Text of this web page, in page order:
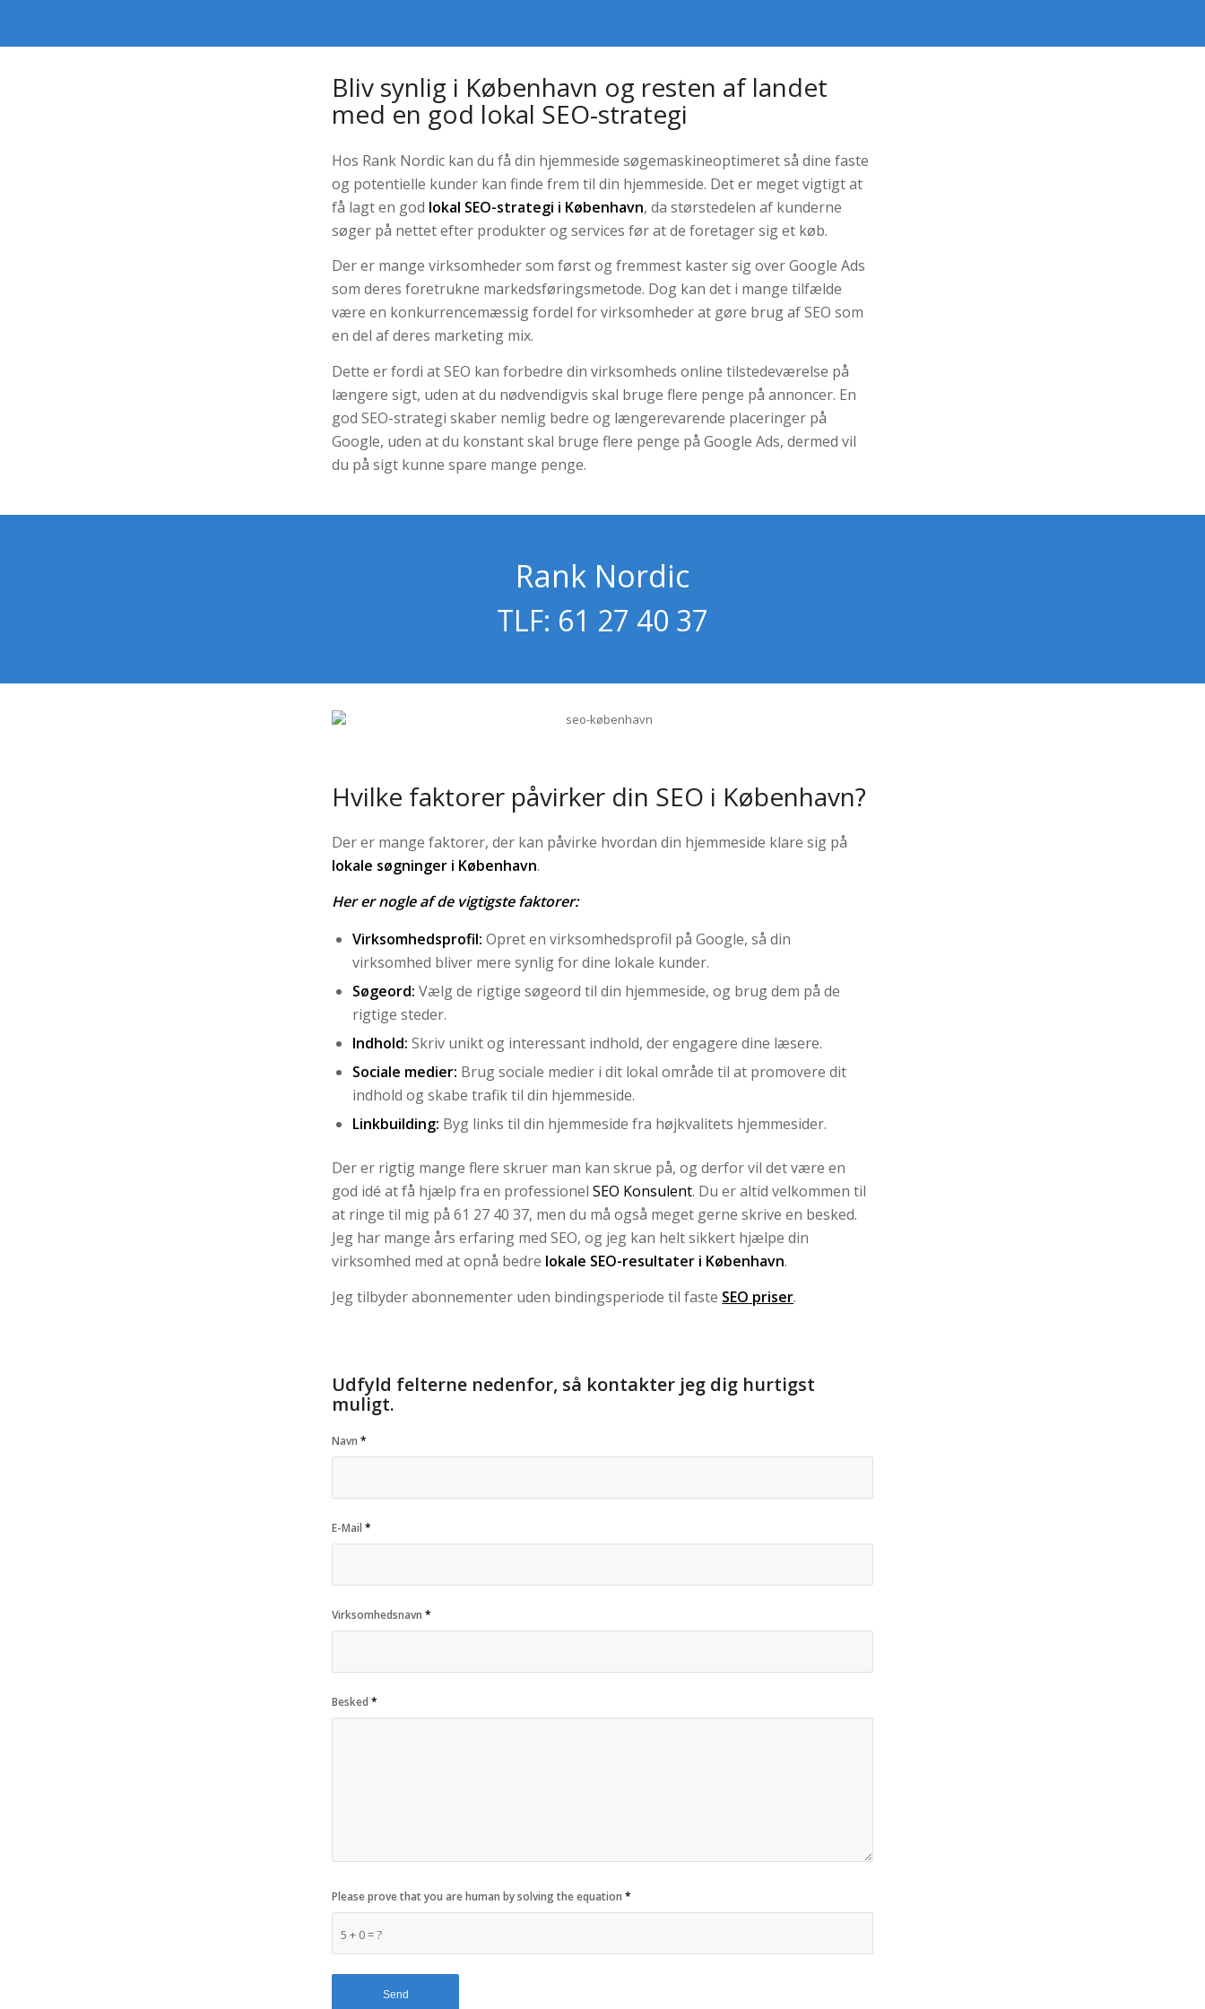
Bliv synlig i København og resten af landet
med en god lokal SEO-strategi
Hos Rank Nordic kan du få din hjemmeside søgemaskineoptimeret så dine faste
og potentielle kunder kan finde frem til din hjemmeside. Det er meget vigtigt at
få lagt en god lokal SEO-strategi i København, da størstedelen af kunderne
søger på nettet efter produkter og services før at de foretager sig et køb.
Der er mange virksomheder som først og fremmest kaster sig over Google Ads
som deres foretrukne markedsføringsmetode. Dog kan det i mange tilfælde
være en konkurrencemæssig fordel for virksomheder at gøre brug af SEO som
en del af deres marketing mix.
Dette er fordi at SEO kan forbedre din virksomheds online tilstedeværelse på
længere sigt, uden at du nødvendigvis skal bruge flere penge på annoncer. En
god SEO-strategi skaber nemlig bedre og længerevarende placeringer på
Google, uden at du konstant skal bruge flere penge på Google Ads, dermed vil
du på sigt kunne spare mange penge.
Rank Nordic
TLF: 61 27 40 37
Hvilke faktorer påvirker din SEO i København?
Der er mange faktorer, der kan påvirke hvordan din hjemmeside klare sig på
lokale søgninger i København.
Her er nogle af de vigtigste faktorer:
Virksomhedsprofil: Opret en virksomhedsprofil på Google, så din
virksomhed bliver mere synlig for dine lokale kunder.
Søgeord: Vælg de rigtige søgeord til din hjemmeside, og brug dem på de
rigtige steder.
Indhold: Skriv unikt og interessant indhold, der engagere dine læsere.
Sociale medier: Brug sociale medier i dit lokal område til at promovere dit
indhold og skabe trafik til din hjemmeside.
Linkbuilding: Byg links til din hjemmeside fra højkvalitets hjemmesider.
Der er rigtig mange flere skruer man kan skrue på, og derfor vil det være en
god idé at få hjælp fra en professionelSEO Konsulent. Du er altid velkommen til
at ringe til mig på 61 27 40 37, men du må også meget gerne skrive en besked.
Jeg har mange års erfaring med SEO, og jeg kan helt sikkert hjælpe din
virksomhed med at opnå bedre lokale SEO-resultater i København.
Jeg tilbyder abonnementer uden bindingsperiode til faste SEO priser.
Udfyld felterne nedenfor, så kontakter jeg dig hurtigst
muligt.
Navn*
E-Mail*
Virksomhedsnavn*
Besked*
5 + 0 = ?
Please prove that you are human by solving the equation*